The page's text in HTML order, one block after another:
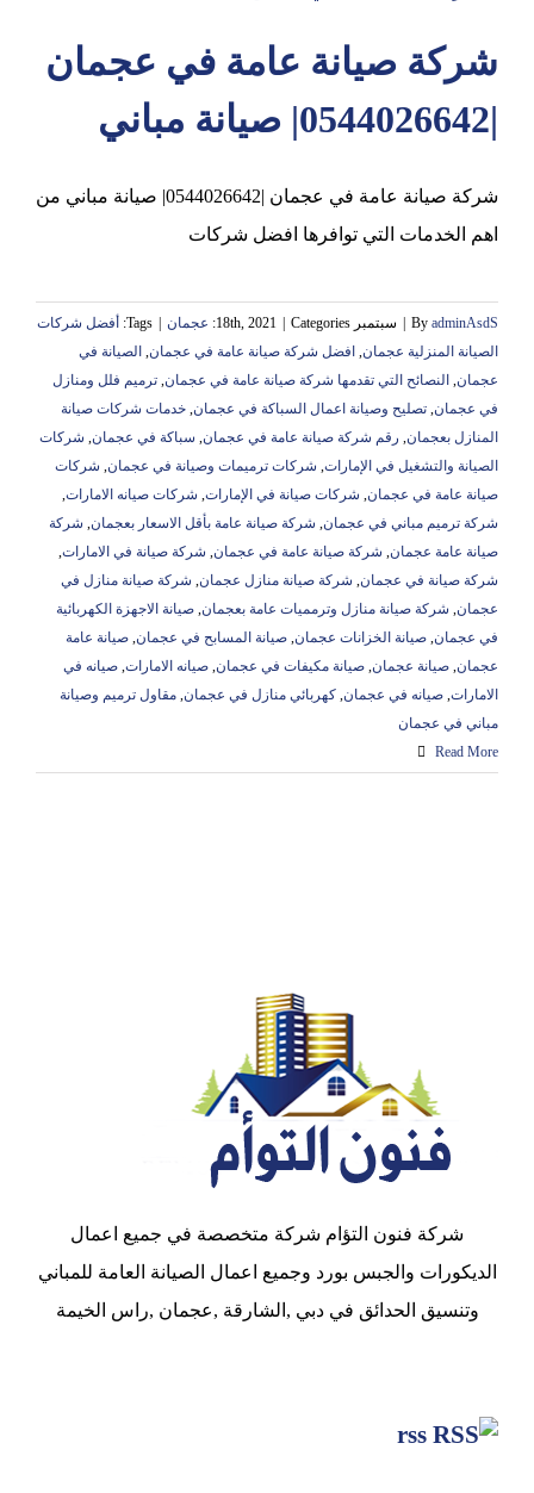
عجمان
شركة صيانة عامة في عجمان
|0544026642| صيانة مباني
شركة صيانة عامة في عجمان |0544026642| صيانة مباني من
اهم الخدمات التي توافرها افضل شركات
By adminAsdS سبتمبر 18th, 2021 Categories: عجمان Tags:
أفضل شركات
الصيانة المنزلية عجمان, افضل شركة صيانة عامة في عجمان, الصيانة في
عجمان, النصائح التي تقدمها شركة صيانة عامة في عجمان, ترميم فلل ومنازل
في عجمان, تصليح وصيانة اعمال السباكة في عجمان, خدمات شركات صيانة
المنازل بعجمان, رقم شركة صيانة عامة في عجمان, سباكة في عجمان, شركات
الصيانة والتشغيل في الإمارات, شركات ترميمات وصيانة في عجمان, شركات
صيانة عامة في عجمان, شركات صيانة في الإمارات, شركات صيانه الامارات,
شركة ترميم مباني في عجمان, شركة صيانة عامة بأقل الاسعار بعجمان, شركة
صيانة عامة عجمان, شركة صيانة عامة في عجمان, شركة صيانة في الامارات,
شركة صيانة في عجمان, شركة صيانة منازل عجمان, شركة صيانة منازل في
عجمان, شركة صيانة منازل وترمميات عامة بعجمان, صيانة الاجهزة الكهربائية
في عجمان, صيانة الخزانات عجمان, صيانة المسابح في عجمان, صيانة عامة
عجمان, صيانة عجمان, صيانة مكيفات في عجمان, صيانه الامارات, صيانه في
الامارات, صيانه في عجمان, كهربائي منازل في عجمان, مقاول ترميم وصيانة
مباني في عجمان
Read More
شركة فنون التؤام شركة متخصصة في جميع اعمال
الديكورات والجبس بورد وجميع اعمال الصيانة العامة للمباني
وتنسيق الحدائق في دبي ,الشارقة ,عجمان ,راس الخيمة
rss